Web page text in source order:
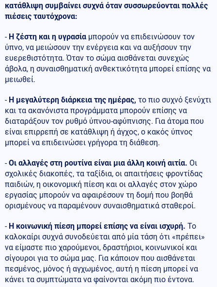
κατάθλιψη συμβαίνει συχνά όταν συσσωρεύονται πολλές
πιέσεις ταυτόχρονα:
- Η ζέστη και η υγρασία μπορούν να επιδεινώσουν τον
ύπνο, να μειώσουν την ενέργεια και να αυξήσουν την
ευερεθιστότητα. Όταν το σώμα αισθάνεται συνεχώς
άβολα, η συναισθηματική ανθεκτικότητα μπορεί επίσης να
μειωθεί.
- Η μεγαλύτερη διάρκεια της ημέρας, το πιο συχνό ξενύχτι
και τα ακανόνιστα προγράμματα μπορούν επίσης να
διαταράξουν τον ρυθμό ύπνου-αφύπνισης. Για άτομα που
είναι επιρρεπή σε κατάθλιψη ή άγχος, ο κακός ύπνος
μπορεί να επιδεινώσει γρήγορα τη διάθεση.
-Οι αλλαγές στη ρουτίνα είναι μια άλλη κοινή αιτία. Οι
σχολικές διακοπές, τα ταξίδια, οι απαιτήσεις φροντίδας
παιδιών, η οικονομική πίεση και οι αλλαγές στον χώρο
εργασίας μπορούν να αφαιρέσουν τη δομή που βοηθά
ορισμένους να παραμένουν συναισθηματικά σταθεροί.
- Η κοινωνική πίεση μπορεί επίσης να είναι ισχυρή. Το
καλοκαίρι συχνά συνοδεύεται από μία τάση ότι «πρέπει»
να είμαστε πιο χαρούμενοι, δραστήριοι, κοινωνικοί και
σίγουροι για το σώμα μας. Για κάποιον που αισθάνεται
πεσμένος, μόνος ή αγχωμένος, αυτή η πίεση μπορεί να
κάνει τα συμπτώματα να φαίνονται ακόμη πιο έντονα.